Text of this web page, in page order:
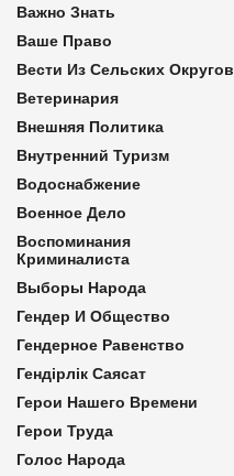
Важно Знать
Ваше Право
Вести Из Сельских Округов
Ветеринария
Внешняя Политика
Внутренний Туризм
Водоснабжение
Военное Дело
Воспоминания
Криминалиста
Выборы Народа
Гендер И Общество
Гендерное Равенство
Гендірлік Саясат
Герои Нашего Времени
Герои Труда
Голос Народа